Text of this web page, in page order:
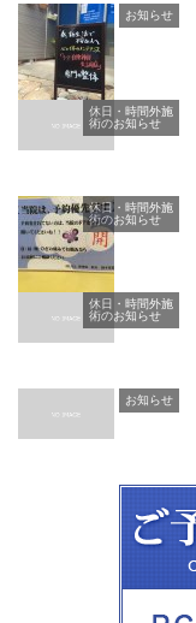
お知らせ
休日・時間外施
術のお知らせ
休日・時間外施
術のお知らせ
休日・時間外施
術のお知らせ
お知らせ